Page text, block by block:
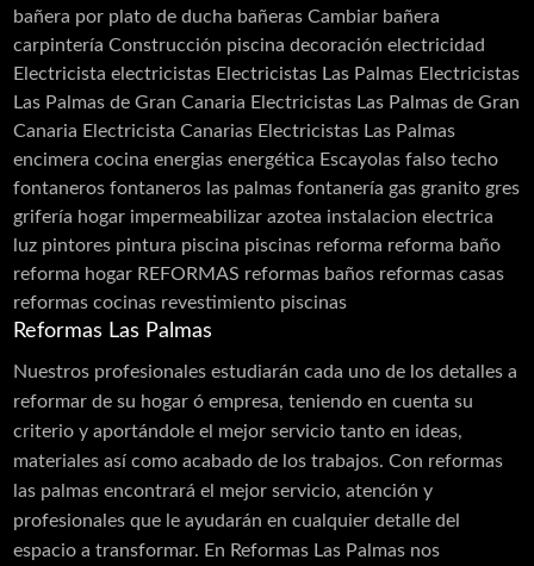
bañera por plato de ducha bañeras Cambiar bañera
carpintería Construcción piscina decoración electricidad
Electricista electricistas Electricistas Las Palmas Electricistas
Las Palmas de Gran Canaria Electricistas Las Palmas de Gran
Canaria Electricista Canarias Electricistas Las Palmas
encimera cocina energias energética Escayolas falso techo
fontaneros fontaneros las palmas fontanería gas granito gres
grifería hogar impermeabilizar azotea instalacion electrica
luz pintores pintura piscina piscinas reforma reforma baño
reforma hogar REFORMAS reformas baños reformas casas
reformas cocinas revestimiento piscinas
Reformas Las Palmas
Nuestros profesionales estudiarán cada uno de los detalles a
reformar de su hogar ó empresa, teniendo en cuenta su
criterio y aportándole el mejor servicio tanto en ideas,
materiales así como acabado de los trabajos. Con reformas
las palmas encontrará el mejor servicio, atención y
profesionales que le ayudarán en cualquier detalle del
espacio a transformar. En Reformas Las Palmas nos